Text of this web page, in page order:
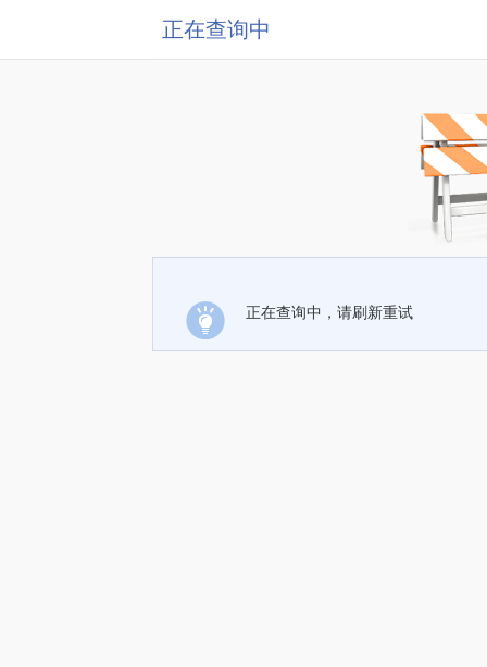
正在查询中
正在查询中，请刷新重试